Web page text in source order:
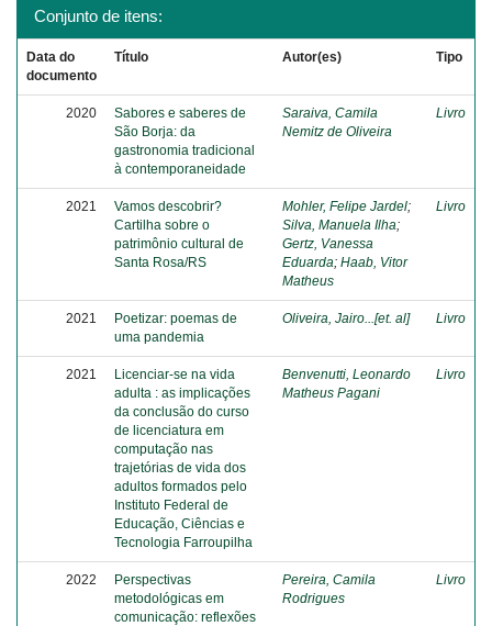
Conjunto de itens:
Data do
documento
Título Autor(es) Tipo
2020
Sabores e saberes de
São Borja: da
gastronomia tradicional
à contemporaneidade
Saraiva, Camila
Nemitz de Oliveira
Livro
2021
Vamos descobrir?
Cartilha sobre o
patrimônio cultural de
Santa Rosa/RS
Mohler, Felipe Jardel;
Silva, Manuela Ilha;
Gertz, Vanessa
Eduarda; Haab, Vitor
Matheus
Livro
2021
Poetizar: poemas de
uma pandemia
Oliveira, Jairo...[et. al] Livro
2021
Licenciar-se na vida
adulta : as implicações
da conclusão do curso
de licenciatura em
computação nas
trajetórias de vida dos
adultos formados pelo
Instituto Federal de
Educação, Ciências e
Tecnologia Farroupilha
Benvenutti, Leonardo
Matheus Pagani
Livro
2022
Perspectivas
metodológicas em
comunicação: reflexões
Pereira, Camila
Rodrigues
Livro